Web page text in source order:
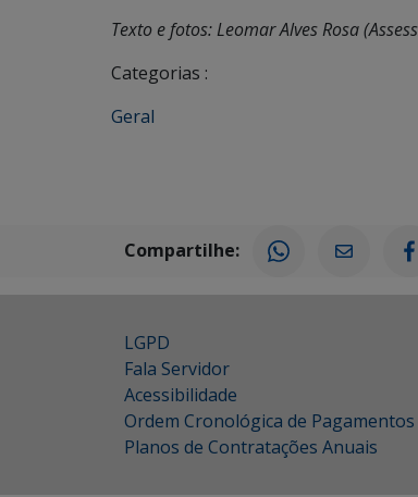
Texto e fotos: Leomar Alves Rosa
Categorias :
Geral
Compartilhe:
LGPD
Fala Servidor
Acessibilidade
Ordem Cronológica de Pagamentos
Planos de Contratações Anuais